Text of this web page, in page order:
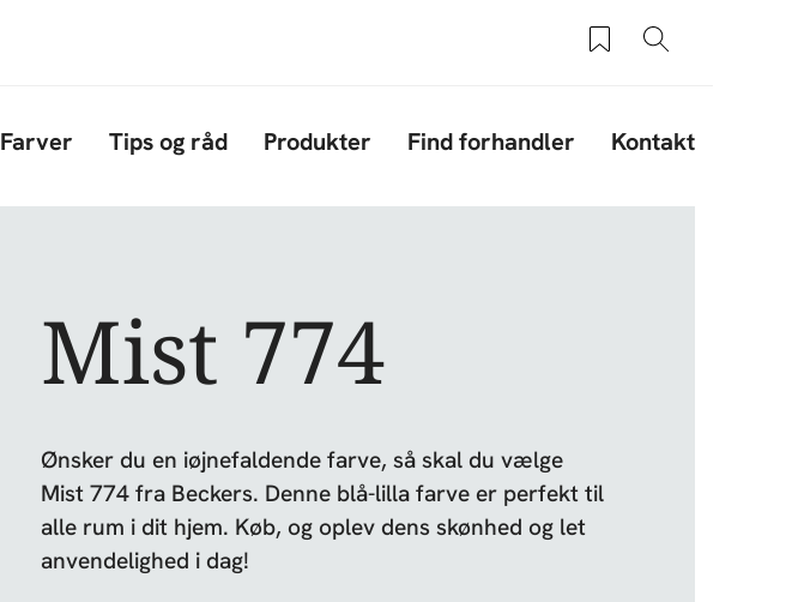
Saved products
Søg
Farver Tips og råd Produkter Find forhandler Kontakt
Mist 774
Ønsker du en iøjnefaldende farve, så skal du vælge
Mist 774 fra Beckers. Denne blå-lilla farve er perfekt til
alle rum i dit hjem. Køb, og oplev dens skønhed og let
anvendelighed i dag!